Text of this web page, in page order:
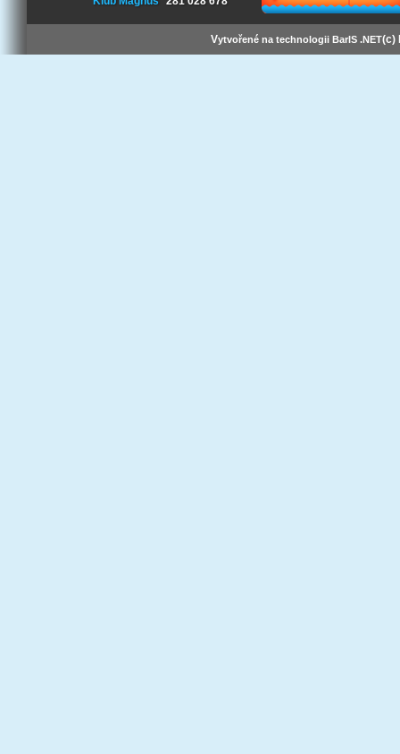
Vytvořené na technologii BarIS .NET(c)